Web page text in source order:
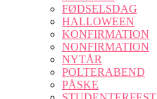
FØDSELSDAG
HALLOWEEN
KONFIRMATION
NONFIRMATION
NYTÅR
POLTERABEND
PÅSKE